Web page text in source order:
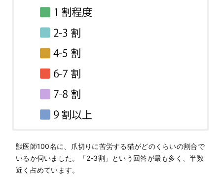
獣医師100名に、爪切りに苦労する猫がどのくらいの割合で
いるか伺いました。「2-3割」という回答が最も多く、半数
近く占めています。